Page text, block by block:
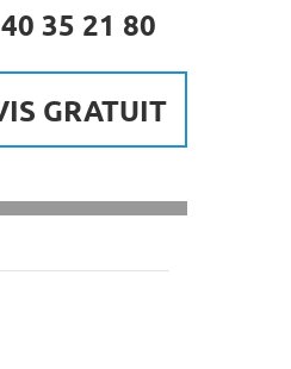
35 21 80
GRATUIT